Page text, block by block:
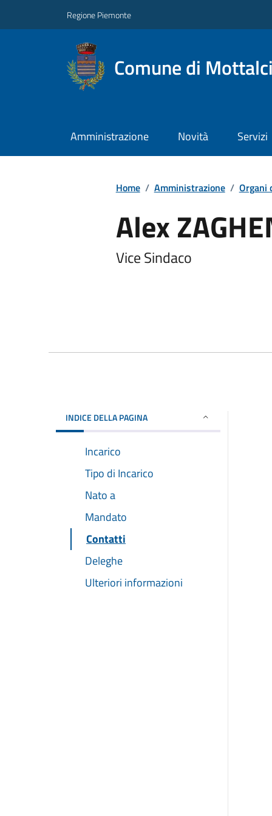
Regione Piemonte
Comune di
Amministrazione Novità Servizi
Home / Amministrazione / Organi
Alex
Vice Sindaco
INDICE DELLA PAGINA
Incarico
Tipo di Incarico
Nato a
Mandato
Contatti
Deleghe
Ulteriori informazioni